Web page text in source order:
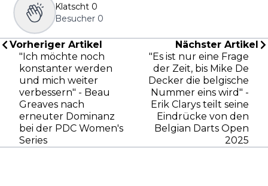
Klatscht 0
Besucher 0
Vorheriger Artikel
"Ich möchte noch
konstanter werden
und mich weiter
verbessern" - Beau
Greaves nach
erneuter Dominanz
bei der PDC Women's
Series
Nächster Artikel
"Es ist nur eine Frage
der Zeit, bis Mike De
Decker die belgische
Nummer eins wird" -
Erik Clarys teilt seine
Eindrücke von den
Belgian Darts Open
2025